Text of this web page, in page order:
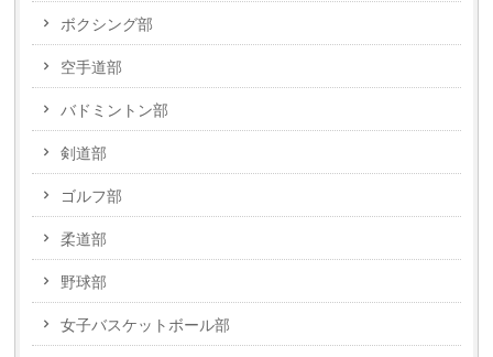
ボクシング部
空手道部
バドミントン部
剣道部
ゴルフ部
柔道部
野球部
女子バスケットボール部